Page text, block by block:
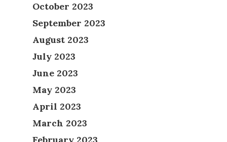
October 2023
September 2023
August 2023
July 2023
June 2023
May 2023
April 2023
March 2023